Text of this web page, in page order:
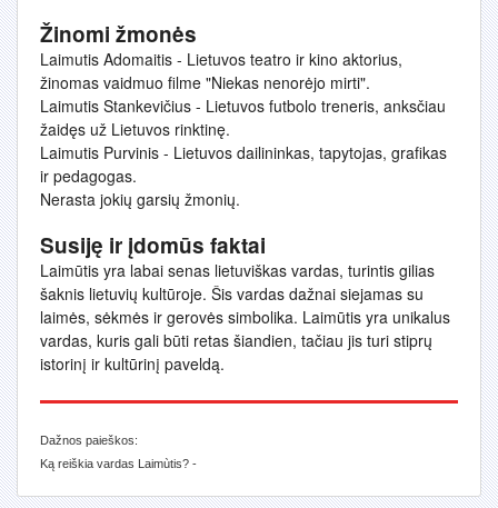
Žinomi žmonės
Laimutis Adomaitis - Lietuvos teatro ir kino aktorius,
žinomas vaidmuo filme "Niekas nenorėjo mirti".
Laimutis Stankevičius - Lietuvos futbolo treneris, anksčiau
žaidęs už Lietuvos rinktinę.
Laimutis Purvinis - Lietuvos dailininkas, tapytojas, grafikas
ir pedagogas.
Nerasta jokių garsių žmonių.
Susiję ir įdomūs faktai
Laimūtis yra labai senas lietuviškas vardas, turintis gilias
šaknis lietuvių kultūroje. Šis vardas dažnai siejamas su
laimės, sėkmės ir gerovės simbolika. Laimūtis yra unikalus
vardas, kuris gali būti retas šiandien, tačiau jis turi stiprų
istorinį ir kultūrinį paveldą.
Dažnos paieškos:
Ką reiškia vardas Laimùtis? -